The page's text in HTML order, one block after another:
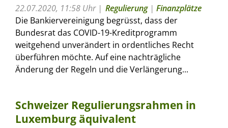
22.07.2020, 11:58 Uhr Regulierung| Finanzplätze
Die Bankiervereinigung begrüsst, dass der
Bundesrat das COVID-19-Kreditprogramm
weitgehend unverändert in ordentliches Recht
überführen möchte. Auf eine nachträgliche
Änderung der Regeln und die Verlängerung...
Schweizer Regulierungsrahmen in
Luxemburg äquivalent